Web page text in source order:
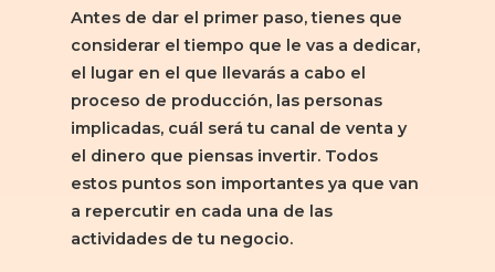
Antes de dar el primer paso, tienes que
considerar el tiempo que le vas a dedicar,
el lugar en el que llevarás a cabo el
proceso de producción, las personas
implicadas, cuál será tu canal de venta y
el dinero que piensas invertir. Todos
estos puntos son importantes ya que van
a repercutir en cada una de las
actividades de tu negocio.